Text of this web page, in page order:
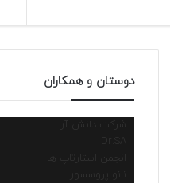
دوستان و همکاران
شرکت دانش آرا
انجمن استارتاپ ها
نانو پروسسور